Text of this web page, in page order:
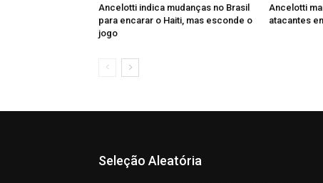
Ancelotti indica mudanças no Brasil
para encarar o Haiti, mas esconde o
jogo
Ancelotti
atacantes
Seleção Aleatória